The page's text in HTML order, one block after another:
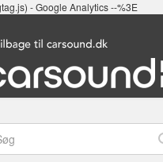
- Google Analytics --%3E